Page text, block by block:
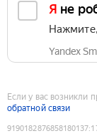
Я не
Yandex
Если у вас возникли
обратной связи
9190182876858180137: